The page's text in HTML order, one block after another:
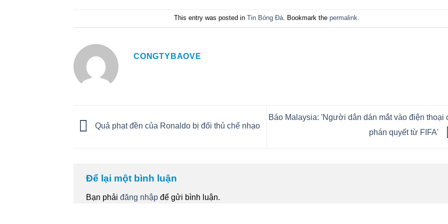
This entry was posted in Tin Bóng Đá. Bookmark the permalink
CONGTYBAOVE
Quả phạt đền của Ronaldo bị đối thủ chế nhạo
Báo Malaysia: 'Người dân dán mắt vào điện thoại
phán quyết từ FIFA'
Để lại một bình luận
Bạn phải đăng nhập để gửi bình luận.